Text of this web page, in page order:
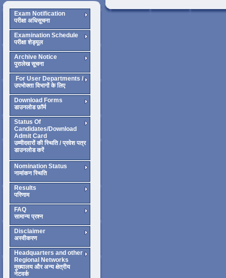
Exam Notification
परीक्षा अधिसूचना
Examination Schedule
परीक्षा शेड्यूल
Archive Notice
पुरालेख सूचना
For User Departments /
उपभोक्ता विभागों के लिए
Download Forms
डाउनलोड फ़ॉर्म
Status Of
Candidates/Download
Admit Card
उम्मीदवारों की स्थिति / प्रवेश पत्र
डाउनलोड करें
Nomination Status
नामांकन स्थिति
Results
परिणाम
FAQ
सामान्य प्रश्न
Disclaimer
अस्वीकरण
Headquarters and other
Regional Networks
मुख्यालय और अन्य क्षेत्रीय
नेटवर्क